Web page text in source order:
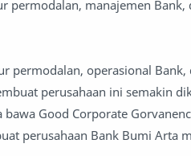
permodalan, manajemen Bank,
permodalan, operasional Bank,
perusahaan ini semakin
Good Corporate
perusahaan Bank Bumi Arta